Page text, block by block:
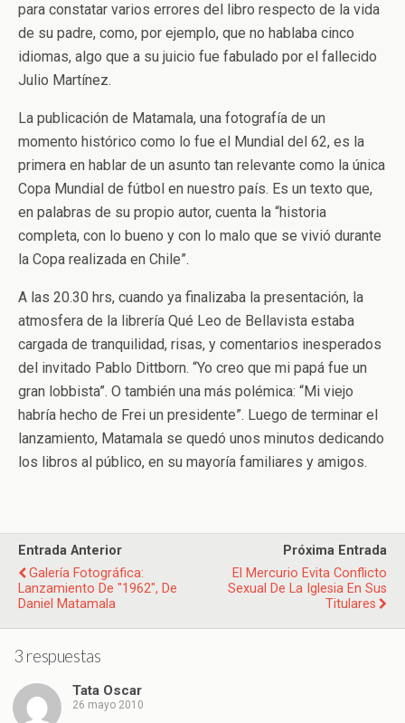
para constatar varios errores del libro respecto de la vida
de su padre, como, por ejemplo, que no hablaba cinco
idiomas, algo que a su juicio fue fabulado por el fallecido
Julio Martínez.
La publicación de Matamala, una fotografía de un
momento histórico como lo fue el Mundial del 62, es la
primera en hablar de un asunto tan relevante como la única
Copa Mundial de fútbol en nuestro país. Es un texto que,
en palabras de su propio autor, cuenta la “historia
completa, con lo bueno y con lo malo que se vivió durante
la Copa realizada en Chile”.
A las 20.30 hrs, cuando ya finalizaba la presentación, la
atmosfera de la librería Qué Leo de Bellavista estaba
cargada de tranquilidad, risas, y comentarios inesperados
del invitado Pablo Dittborn. “Yo creo que mi papá fue un
gran lobbista”. O también una más polémica: “Mi viejo
habría hecho de Frei un presidente”. Luego de terminar el
lanzamiento, Matamala se quedó unos minutos dedicando
los libros al público, en su mayoría familiares y amigos.
Entrada Anterior
Galería Fotográfica:
Lanzamiento De "1962", De
Daniel Matamala
Próxima Entrada
El Mercurio Evita Conflicto
Sexual De La Iglesia En Sus
Titulares
3 respuestas
Tata Oscar
26 mayo 2010